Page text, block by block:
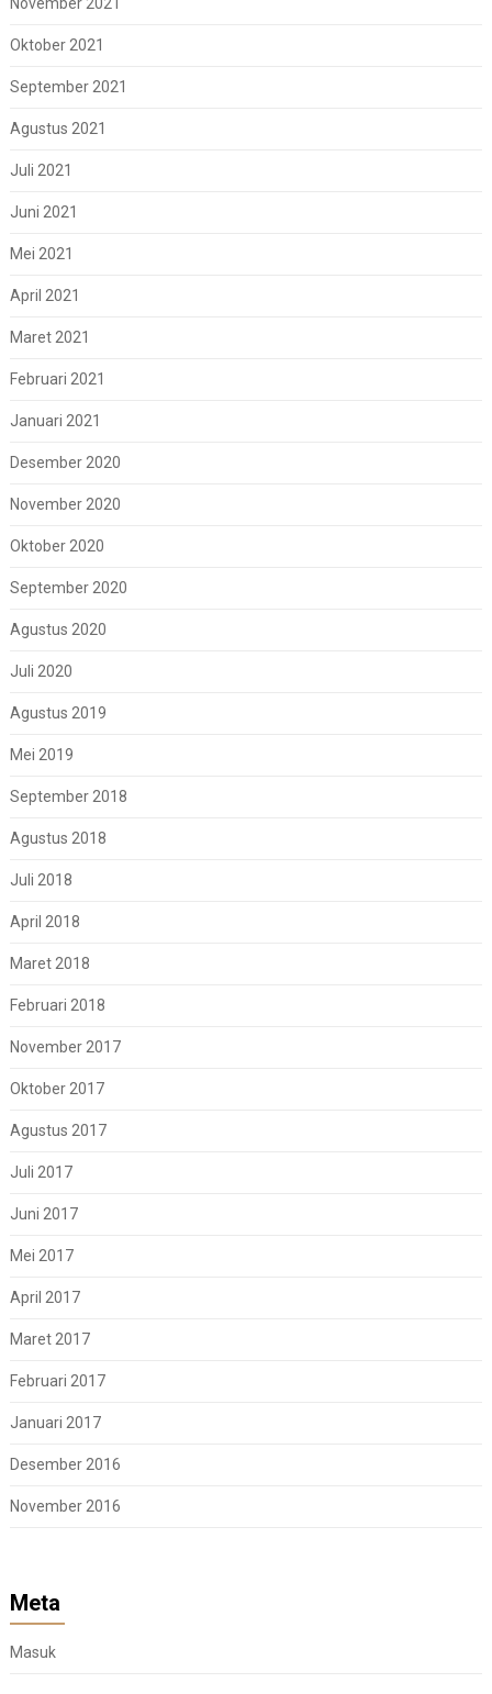
Oktober 2021
September 2021
Agustus 2021
Juli 2021
Juni 2021
Mei 2021
April 2021
Maret 2021
Februari 2021
Januari 2021
Desember 2020
November 2020
Oktober 2020
September 2020
Agustus 2020
Juli 2020
Agustus 2019
Mei 2019
September 2018
Agustus 2018
Juli 2018
April 2018
Maret 2018
Februari 2018
November 2017
Oktober 2017
Agustus 2017
Juli 2017
Juni 2017
Mei 2017
April 2017
Maret 2017
Februari 2017
Januari 2017
Desember 2016
November 2016
Meta
Masuk